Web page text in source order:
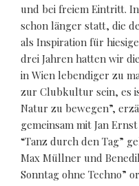
und bei freiem Eintritt.
schon länger statt, die
als Inspiration für
drei Jahren hatten wir
in Wien lebendiger zu
zur Clubkultur sein, es
Natur zu bewegen”,
gemeinsam mit Jan
“Tanz durch den Tag”
Max Müllner und
Sonntag ohne Techno”